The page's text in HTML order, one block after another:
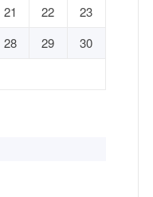
21 22
23
28 29
30